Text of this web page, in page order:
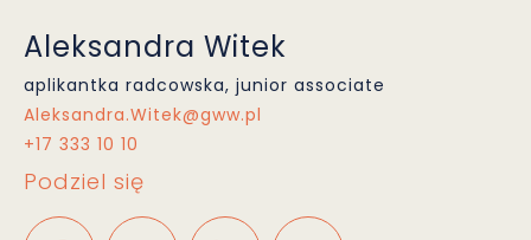
Aleksandra Witek
aplikantka radcowska, junior associate
Aleksandra.Witek@gww.pl
+17 333 10 10
Podziel się